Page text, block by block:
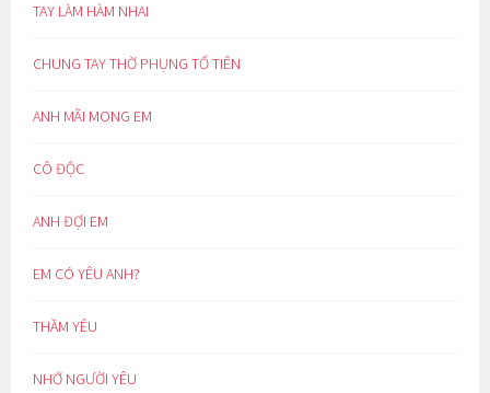
TAY LÀM HÀM NHAI
CHUNG TAY THỜ PHỤNG TỔ TIÊN
ANH MÃI MONG EM
CÔ ĐỘC
ANH ĐỢI EM
EM CÓ YÊU ANH?
THẦM YÊU
NHỚ NGƯỜI YÊU